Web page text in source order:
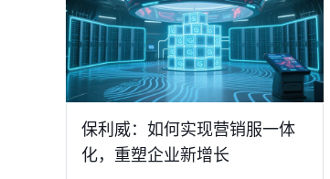
保利威：如何实现营销服一体
化，重塑企业新增长